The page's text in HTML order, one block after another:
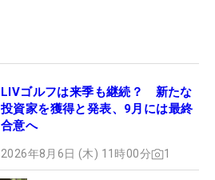
LIVゴルフは来季も継続？ 新たな
投資家を獲得と発表、9月には最終
合意へ
2026年8月6日 (木) 11時00分 1